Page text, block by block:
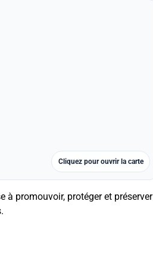
Cliquez pour ouvrir la carte
à promouvoir, protéger et préserver